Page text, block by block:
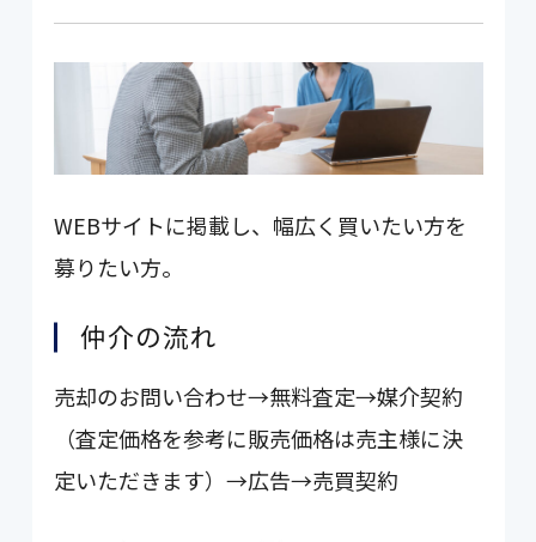
WEBサイトに掲載し、幅広く買いたい方を
募りたい方。
仲介の流れ
売却のお問い合わせ→無料査定→媒介契約
（査定価格を参考に販売価格は売主様に決
定いただきます）→広告→売買契約